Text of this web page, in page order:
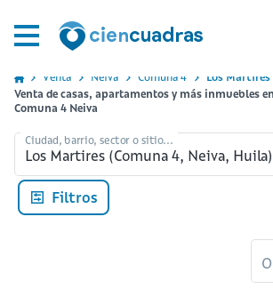
Venta Neiva Comuna 4
Los Martires
Venta de casas, apartamentos y más inmuebles
Comuna 4 Neiva
Ciudad, barrio, sector o sitio...
Filtros